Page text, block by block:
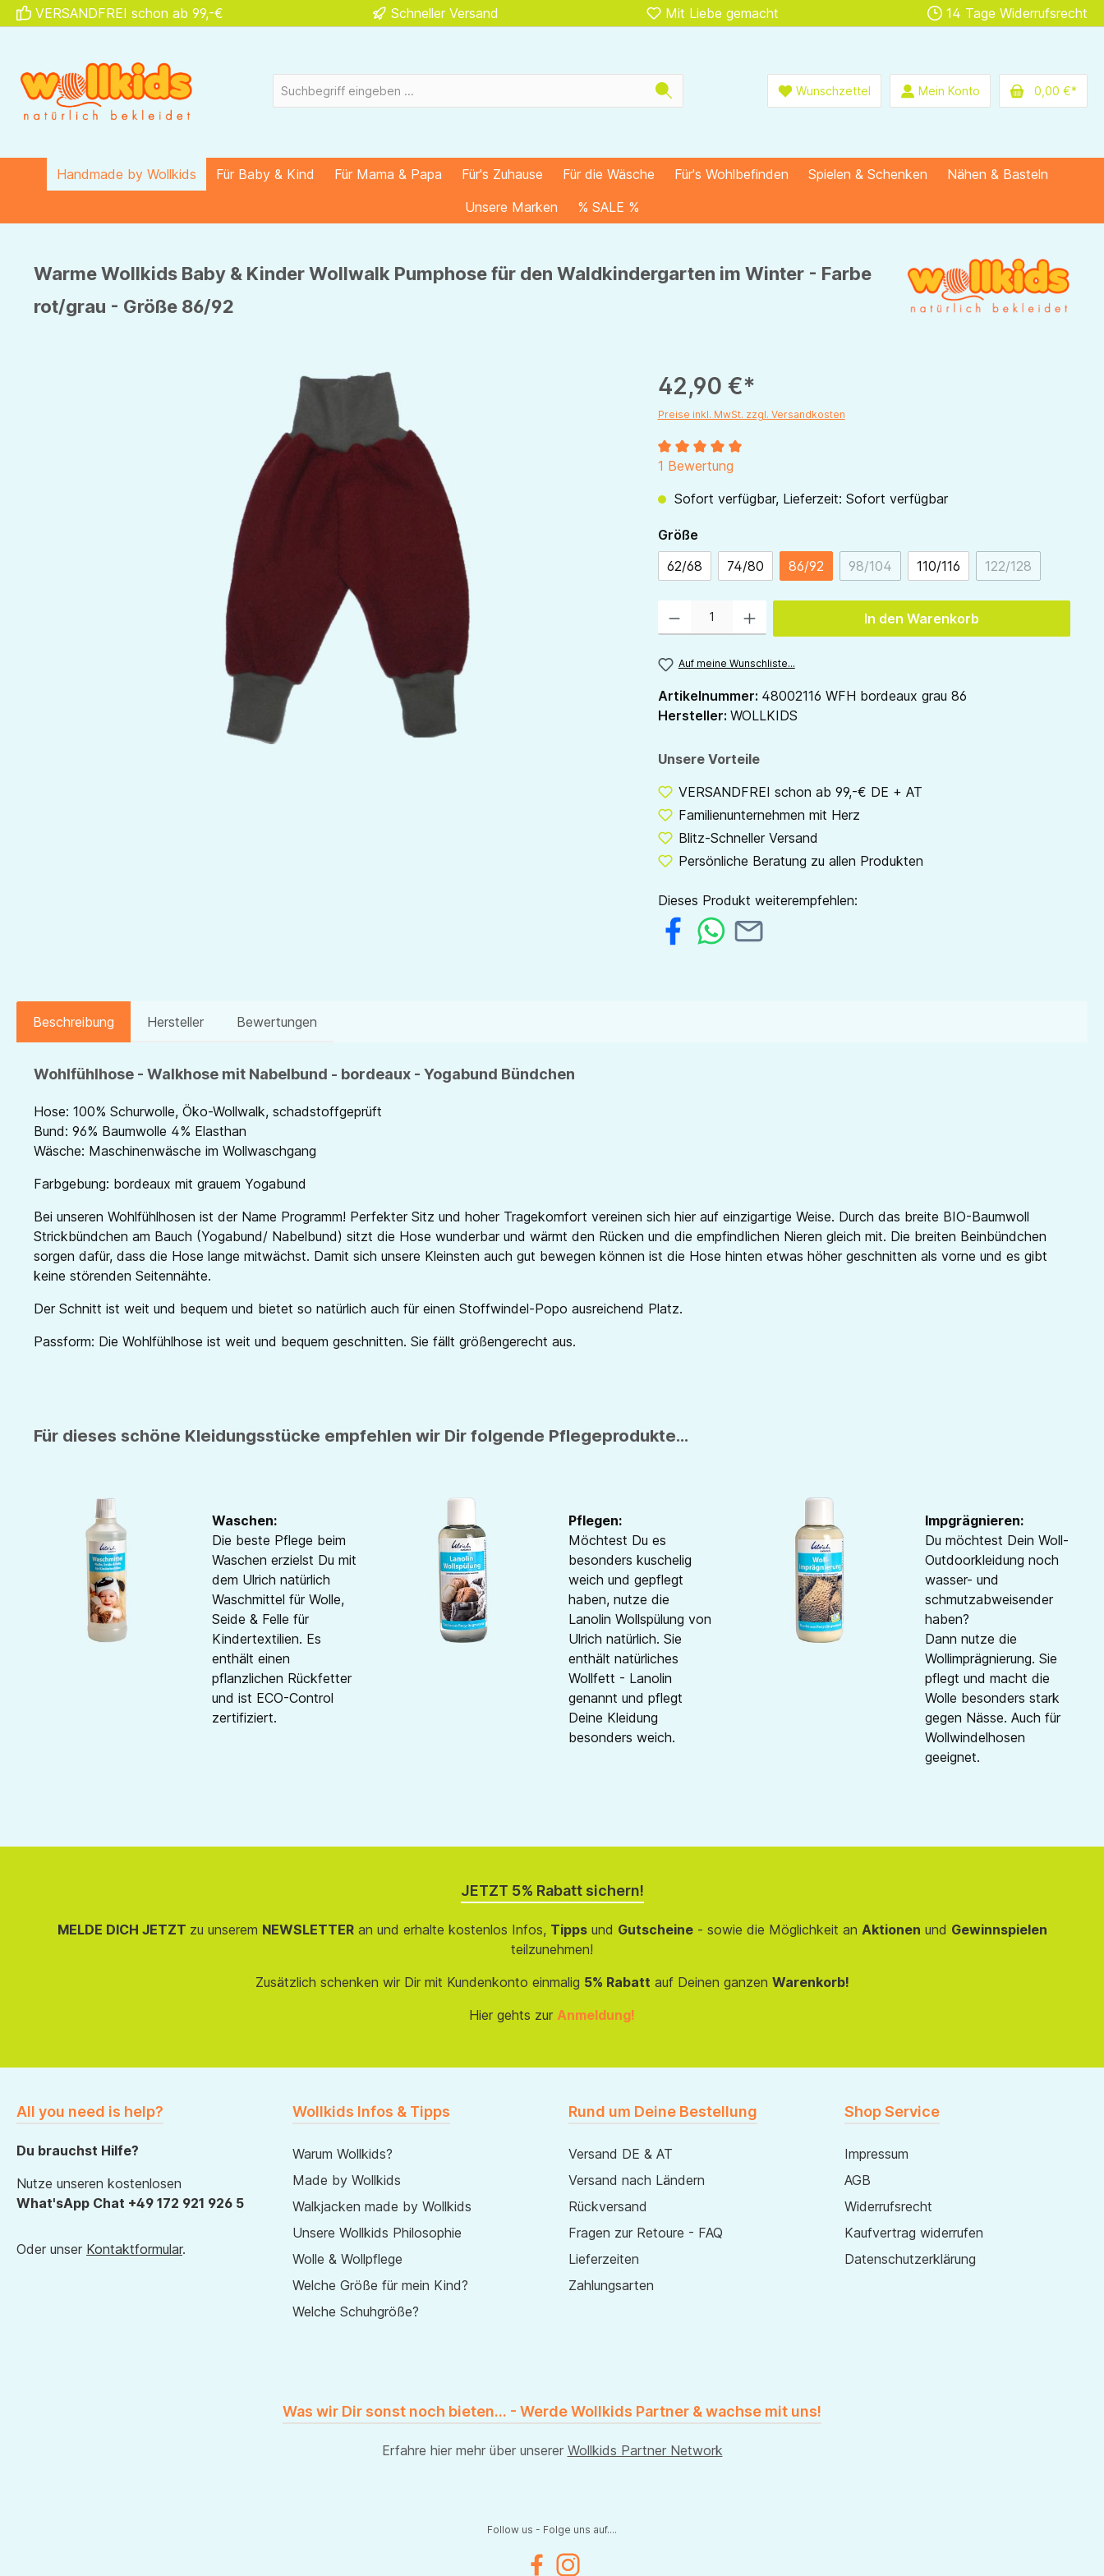
Zur Hauptnavigation springen
VERSANDFREI schon ab 99,-€ Schneller Versand Mit Liebe gemacht 14 Tage Widerrufsrecht
Wunschzettel Mein Konto 0,00 €*
Handmade by Wollkids Für Baby & Kind Für Mama & Papa Für's Zuhause Für die Wäsche Für's Wohlbefinden Spielen & Schenken
Nähen & Basteln
Unsere Marken
% SALE %
Warme Wollkids Baby & Kinder Wollwalk Pumphose für den Waldkindergarten im Winter - Farbe
rot/grau - Größe 86/92
42,90 €*
Preise inkl. MwSt. zzgl. Versandkosten
Durchschnittliche Bewertung von 5 von 5 Sternen
1 Bewertung
Sofort verfügbar, Lieferzeit: Sofort verfügbar
Größeauswählen
62/68
74/80 86/92 98/104(Diese Option ist zurzeit nicht verfügbar.)
110/116 122/128(Diese Option ist
In den Warenkorb
Auf meine Wunschliste...
Artikelnummer: 48002116 WFH bordeaux grau 86
Hersteller: WOLLKIDS
Unsere Vorteile
VERSANDFREI schon ab 99,-€ DE + AT
Familienunternehmen mit Herz
Blitz-Schneller Versand
Persönliche Beratung zu allen Produkten
Dieses Produkt weiterempfehlen:
Beschreibung Hersteller Bewertungen
Wohlfühlhose - Walkhose mit Nabelbund - bordeaux - Yogabund Bündchen
Hose: 100% Schurwolle, Öko-Wollwalk, schadstoffgeprüft
Bund: 96% Baumwolle 4% Elasthan
Wäsche: Maschinenwäsche im Wollwaschgang
Farbgebung: bordeaux mit grauem Yogabund
Bei unseren Wohlfühlhosen ist der Name Programm! Perfekter Sitz und hoher Tragekomfort vereinen sich hier auf einzigartige Weise. Durch das breite BIO-Baumwoll
Strickbündchen am Bauch (Yogabund/ Nabelbund) sitzt die Hose wunderbar und wärmt den Rücken und die empfindlichen Nieren gleich mit. Die breiten Beinbündchen
sorgen dafür, dass die Hose lange mitwächst. Damit sich unsere Kleinsten auch gut bewegen können ist die Hose hinten etwas höher geschnitten als vorne und es gibt
keine störenden Seitennähte.
Der Schnitt ist weit und bequem und bietet so natürlich auch für einen Stoffwindel-Popo ausreichend Platz.
Passform: Die Wohlfühlhose ist weit und bequem geschnitten. Sie fällt größengerecht aus.
Für dieses schöne Kleidungsstücke empfehlen wir Dir folgende Pflegeprodukte...
Waschen:
Die beste Pflege beim
Waschen erzielst Du mit
dem Ulrich natürlich
Waschmittel für Wolle,
Seide & Felle für
Kindertextilien. Es
enthält einen
pflanzlichen Rückfetter
und ist ECO-Control
zertifiziert.
Pflegen:
Möchtest Du es
besonders kuschelig
weich und gepflegt
haben, nutze die
Lanolin Wollspülung von
Ulrich natürlich. Sie
enthält natürliches
Wollfett - Lanolin
genannt und pflegt
Deine Kleidung
besonders weich.
Impgrägnieren:
Du möchtest Dein Woll-
Outdoorkleidung noch
wasser- und
schmutzabweisender
haben?
Dann nutze die
Wollimprägnierung. Sie
pflegt und macht die
Wolle besonders stark
gegen Nässe. Auch für
Wollwindelhosen
geeignet.
JETZT 5% Rabatt sichern!
MELDE DICH JETZT zu unserem NEWSLETTERan und erhalte kostenlos Infos, Tippsund Gutscheine- sowie die Möglichkeit an Aktionen und Gewinnspielen
teilzunehmen!
Zusätzlich schenken wir Dir mit Kundenkonto einmalig 5% Rabatt auf Deinen ganzen Warenkorb!
Hier gehts zur Anmeldung!
All you need is help?
Du brauchst Hilfe?
Nutze unseren kostenlosen
What'sApp Chat +49 172 921 926 5
Oder unser Kontaktformular.
Wollkids Infos & Tipps
Warum Wollkids?
Made by Wollkids
Walkjacken made by Wollkids
Unsere Wollkids Philosophie
Wolle & Wollpflege
Welche Größe für mein Kind?
Welche Schuhgröße?
Rund um Deine Bestellung
Versand DE & AT
Versand nach Ländern
Rückversand
Fragen zur Retoure - FAQ
Lieferzeiten
Zahlungsarten
Shop Service
Impressum
AGB
Widerrufsrecht
Kaufvertrag widerrufen
Datenschutzerklärung
Was wir Dir sonst noch bieten... - Werde Wollkids Partner & wachse mit uns!
Erfahre hier mehr über unserer Wollkids Partner Network
Follow us - Folge uns auf....
FacebookInstagram